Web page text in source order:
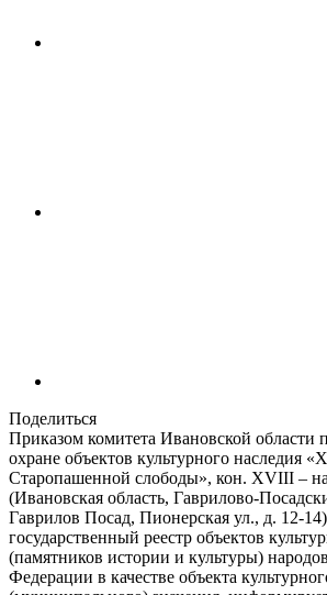
Поделиться
Приказом комитета Ивановской области
охране объектов культурного наследия
Старопашенной слободы», кон. XVIII –
(Ивановская область, Гаврилово-
Гаврилов Посад, Пионерская ул., д. 12-
государственный реестр объектов
(памятников истории и культуры)
Федерации в качестве объекта